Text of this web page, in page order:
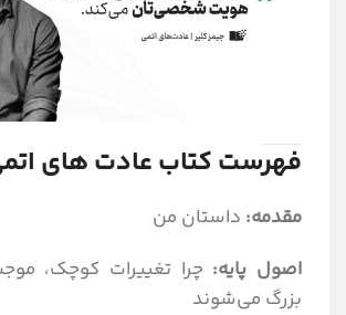
فهرست کتاب عادت های
مقدمه: داستان من
اصول پایه: چرا تغییرات کوچک،
بزرگ می‌شوند